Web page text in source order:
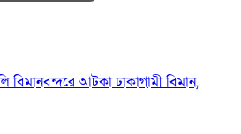
বিমানবন্দরে আটকা ঢাকাগামী বিমান,